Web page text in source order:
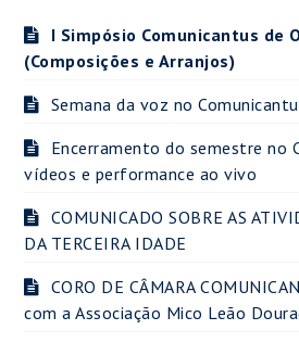
I Simpósio Comunicantus de
(Composições e Arranjos)
Semana da voz no
Encerramento do semestre no
vídeos e performance ao vivo
COMUNICADO SOBRE AS
DA TERCEIRA IDADE
CORO DE CÂMARA
com a Associação Mico Leão